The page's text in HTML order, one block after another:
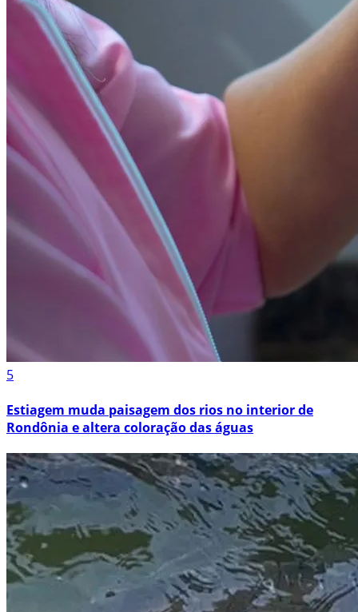
5
Estiagem muda paisagem dos rios no interior de
Rondônia e altera coloração das águas